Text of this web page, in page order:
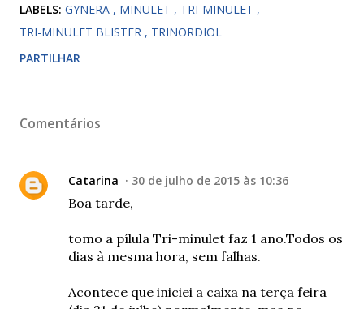
LABELS: GYNERA MINULET
TRI-MINULET
TRI-MINULET BLISTER
TRINORDIOL
PARTILHAR
Comentários
Catarina 30 de julho de 2015 às 10:36
Boa tarde,
tomo a pílula Tri-minulet faz 1 ano.Todos os
dias à mesma hora, sem falhas.
Acontece que iniciei a caixa na terça feira